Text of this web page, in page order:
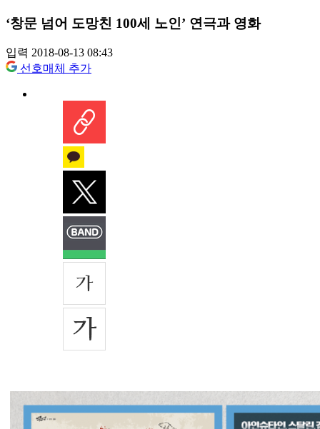
‘창문 넘어 도망친 100세 노인’ 연극과 영화
입력 2018-08-13 08:43
선호매체 추가